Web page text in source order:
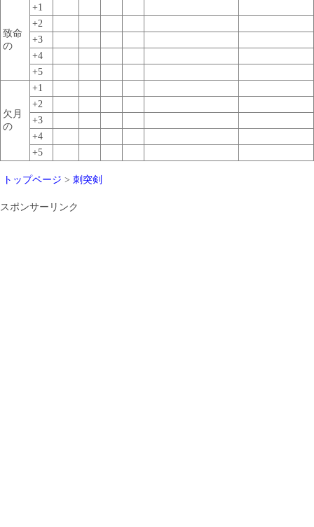
致命
の
+1
+2
+3
+4
+5
欠月
の
+1
+2
+3
+4
+5
トップページ > 刺突剣
スポンサーリンク